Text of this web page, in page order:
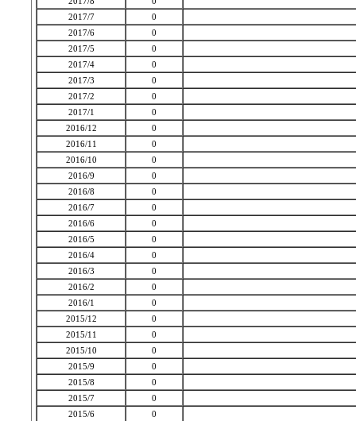
2017/7
0
2017/6
0
2017/5
0
2017/4
0
2017/3
0
2017/2
0
2017/1
0
2016/12
0
2016/11
0
2016/10
0
2016/9
0
2016/8
0
2016/7
0
2016/6
0
2016/5
0
2016/4
0
2016/3
0
2016/2
0
2016/1
0
2015/12
0
2015/11
0
2015/10
0
2015/9
0
2015/8
0
2015/7
0
2015/6
0